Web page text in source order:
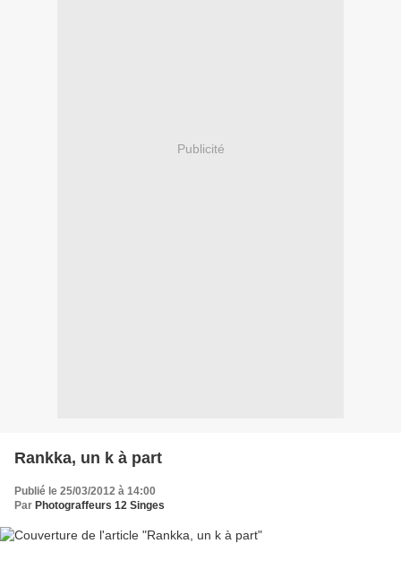
Publicité
Rankka, un k à part
Publié le 25/03/2012 à 14:00
Par Photograffeurs 12 Singes